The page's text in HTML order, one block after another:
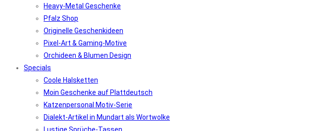
Heavy-Metal Geschenke
Pfalz Shop
Originelle Geschenkideen
Pixel-Art & Gaming-Motive
Orchideen & Blumen Design
Specials
Coole Halsketten
Moin Geschenke auf Plattdeutsch
Katzenpersonal Motiv-Serie
Dialekt-Artikel in Mundart als Wortwolke